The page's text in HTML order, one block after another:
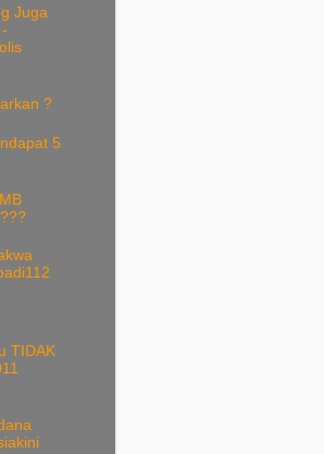
Juga
?
5
TIDAK